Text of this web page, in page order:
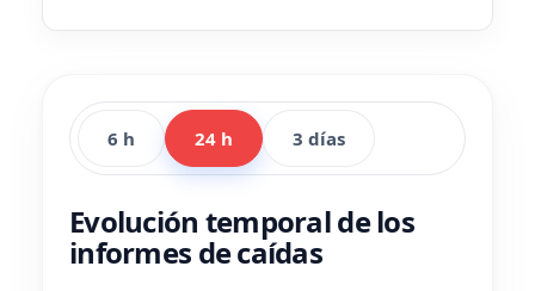
6 h 24 h 3 días
Evolución temporal de los
informes de caídas